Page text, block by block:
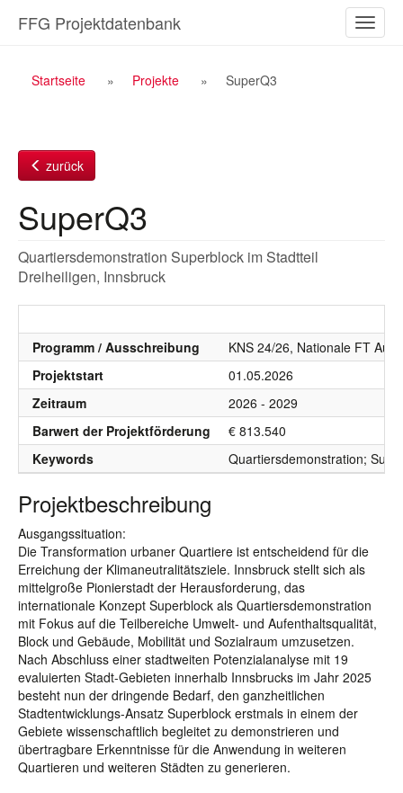
Inhalt
ein-/
FFG Projektdatenbank
Breadcrumb
Startseite Projekte SuperQ3
zurück
SuperQ3
Quartiersdemonstration Superblock im Stadtteil
Dreiheiligen, Innsbruck
Programm / Ausschreibung
KNS 24/26, Nationale FT
Projektstart
01.05.2026
Zeitraum
2026 - 2029
Barwert der Projektförderung
€ 813.540
Keywords
Quartiersdemonstration;
Projektbeschreibung
Ausgangssituation:
Die Transformation urbaner Quartiere ist entscheidend für die
Erreichung der Klimaneutralitätsziele. Innsbruck stellt sich als
mittelgroße Pionierstadt der Herausforderung, das
internationale Konzept Superblock als Quartiersdemonstration
mit Fokus auf die Teilbereiche Umwelt- und Aufenthaltsqualität,
Block und Gebäude, Mobilität und Sozialraum umzusetzen.
Nach Abschluss einer stadtweiten Potenzialanalyse mit 19
evaluierten Stadt-Gebieten innerhalb Innsbrucks im Jahr 2025
besteht nun der dringende Bedarf, den ganzheitlichen
Stadtentwicklungs-Ansatz Superblock erstmals in einem der
Gebiete wissenschaftlich begleitet zu demonstrieren und
übertragbare Erkenntnisse für die Anwendung in weiteren
Quartieren und weiteren Städten zu generieren.